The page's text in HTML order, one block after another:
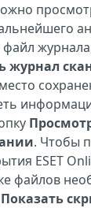
файл
журнал
. Чтобы
ESET
файлов